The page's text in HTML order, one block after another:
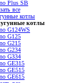
Plus SB
все
котлы
котлы
G124WS
G125
G215
G234
G334
GE315
GE515
GE615